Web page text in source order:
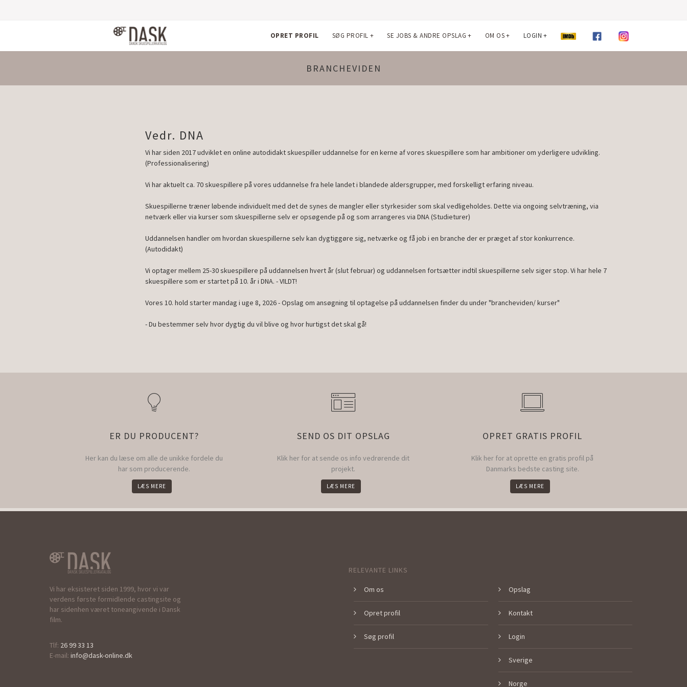
OPRET PROFIL SØG PROFIL + SE JOBS & ANDRE OPSLAG + OM OS+ LOGIN +
BRANCHEVIDEN
Vedr. DNA
Vi har siden 2017 udviklet en online autodidakt skuespiller uddannelse for en kerne af vores skuespillere som har ambitioner om yderligere udvikling.
(Professionalisering)
Vi har aktuelt ca. 70 skuespillere på vores uddannelse fra hele landet i blandede aldersgrupper, med forskelligt erfaring niveau.
Skuespillerne træner løbende individuelt med det de synes de mangler eller styrkesider som skal vedligeholdes. Dette via ongoing selvtræning, via
netværk eller via kurser som skuespillerne selv er opsøgende på og som arrangeres via DNA (Studieturer)
Uddannelsen handler om hvordan skuespillerne selv kan dygtiggøre sig, netværke og få job i en branche der er præget af stor konkurrence.
(Autodidakt)
Vi optager mellem 25-30 skuespillere på uddannelsen hvert år (slut februar) og uddannelsen fortsætter indtil skuespillerne selv siger stop. Vi har hele 7
skuespillere som er startet på 10. år i DNA. - VILDT!
Vores 10. hold starter mandag i uge 8, 2026 - Opslag om ansøgning til optagelse på uddannelsen finder du under "brancheviden/ kurser"
- Du bestemmer selv hvor dygtig du vil blive og hvor hurtigst det skal gå!
ER DU PRODUCENT?
Her kan du læse om alle de unikke fordele du
har som producerende.
LÆS MERE
SEND OS DIT OPSLAG
Klik her for at sende os info vedrørende dit
projekt.
LÆS MERE
OPRET GRATIS PROFIL
Klik her for at oprette en gratis profil på
Danmarks bedste casting site.
LÆS MERE
Vi har eksisteret siden 1999, hvor vi var
verdens første formidlende castingsite og
har sidenhen været toneangivende i Dansk
film.
Tlf: 26 99 33 13
E-mail: info@dask-online.dk
RELEVANTE LINKS
Om os
Opret profil
Søg profil
Opslag
Kontakt
Login
Sverige
Norge